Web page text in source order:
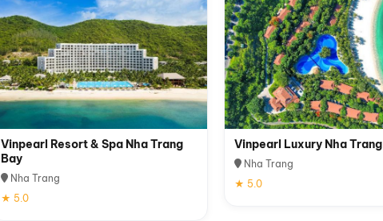
Vinpearl Resort & Spa Nha Trang
Bay
Nha Trang
★ 5.0
Vinpearl Luxury Nha Trang
Nha Trang
★ 5.0